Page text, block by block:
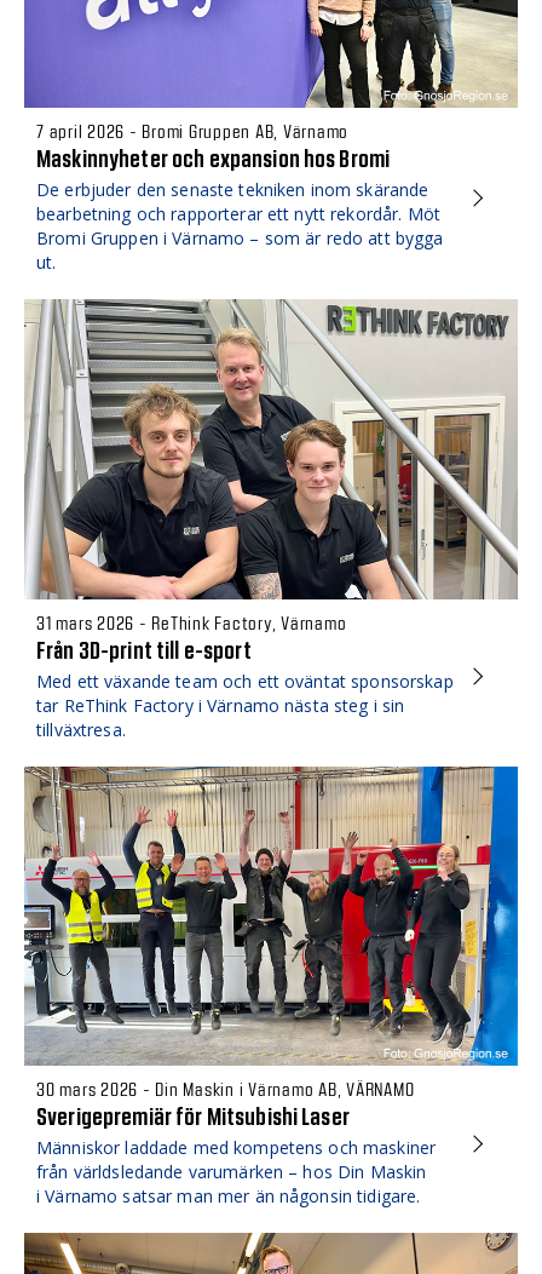
7 april 2026 - Bromi Gruppen AB, Värnamo
Maskinnyheter och expansion hos Bromi
De erbjuder den senaste tekniken inom skärande
bearbetning och rapporterar ett nytt rekordår. Möt
Bromi Gruppen i Värnamo – som är redo att bygga
ut.
31 mars 2026 - ReThink Factory, Värnamo
Från 3D-print till e-sport
Med ett växande team och ett oväntat sponsorskap
tar ReThink Factory i Värnamo nästa steg i sin
tillväxtresa.
30 mars 2026 - Din Maskin i Värnamo AB, VÄRNAMO
Sverigepremiär för Mitsubishi Laser
Människor laddade med kompetens och maskiner
från världsledande varumärken – hos Din Maskin
i Värnamo satsar man mer än någonsin tidigare.